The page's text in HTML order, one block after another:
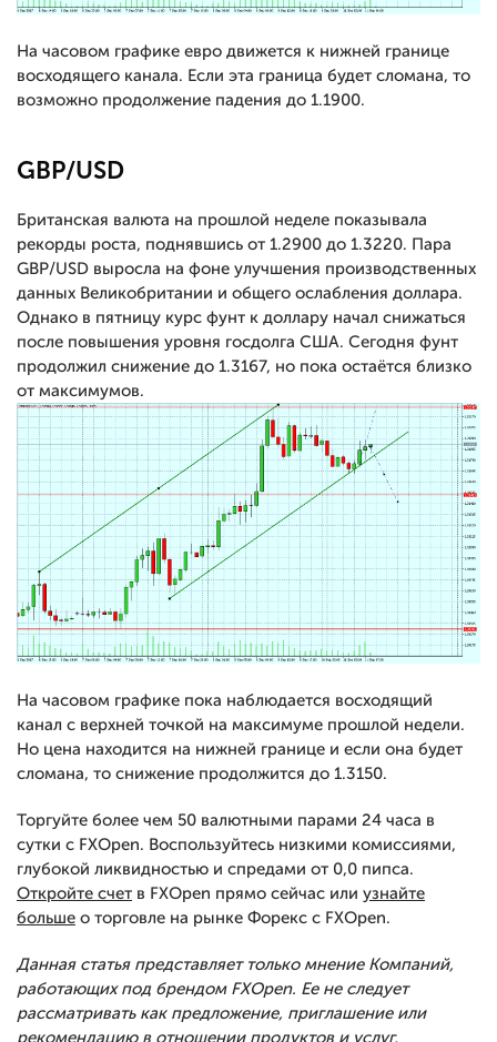
На часовом графике евро движется к нижней границе
восходящего канала. Если эта граница будет сломана, то
возможно продолжение падения до 1.1900.
GBP/USD
Британская валюта на прошлой неделе показывала
рекорды роста, поднявшись от 1.2900 до 1.3220. Пара
GBP/USD выросла на фоне улучшения производственных
данных Великобритании и общего ослабления доллара.
Однако в пятницу курс фунт к доллару начал снижаться
после повышения уровня госдолга США. Сегодня фунт
продолжил снижение до 1.3167, но пока остаётся близко
от максимумов.
На часовом графике пока наблюдается восходящий
канал с верхней точкой на максимуме прошлой недели.
Но цена находится на нижней границе и если она будет
сломана, то снижение продолжится до 1.3150.
Торгуйте более чем 50 валютными парами 24 часа в
сутки с FXOpen. Воспользуйтесь низкими комиссиями,
глубокой ликвидностью и спредами от 0,0 пипса.
Откройте счет в FXOpen прямо сейчас или узнайте
больше о торговле на рынке Форекс с FXOpen.
Данная статья представляет только мнение Компаний,
работающих под брендом FXOpen. Ее не следует
рассматривать как предложение, приглашение или
рекомендацию в отношении продуктов и услуг,